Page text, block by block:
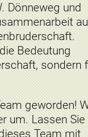
Dönneweg und
Bedeutung
sondern
geworden!
um. Lassen Sie
Team mit